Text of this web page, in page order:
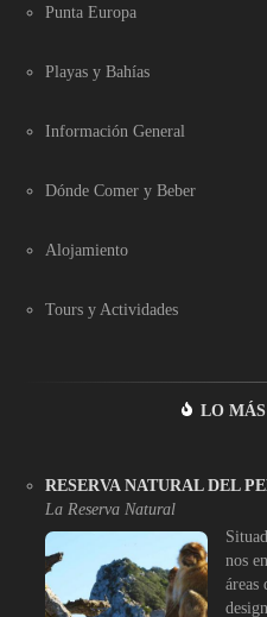
Punta Europa
Playas y Bahías
Información General
Dónde Comer y Beber
Alojamiento
Tours y Actividades
LO
RESERVA NATURAL DEL
La Reserva Natural
nos
áreas